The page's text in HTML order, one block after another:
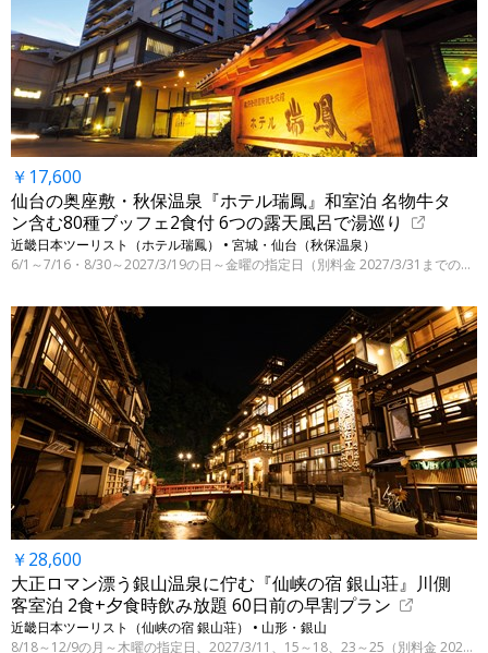
￥17,600
仙台の奥座敷・秋保温泉『ホテル瑞鳳』和室泊 名物牛タ
ン含む80種ブッフェ2食付 6つの露天風呂で湯巡り
近畿日本ツーリスト（ホテル瑞鳳） • 宮城・仙台（秋保温泉）
6/1～7/16・8/30～2027/3/19の日～金曜の指定日（別料金 2027/3/31までの指定日）
￥28,600
大正ロマン漂う銀山温泉に佇む『仙峡の宿 銀山荘』川側
客室泊 2食+夕食時飲み放題 60日前の早割プラン
近畿日本ツーリスト（仙峡の宿 銀山荘） • 山形・銀山
8/18～12/9の月～木曜の指定日、2027/3/11、15～18、23～25（別料金 2027/3/28迄の指定日）